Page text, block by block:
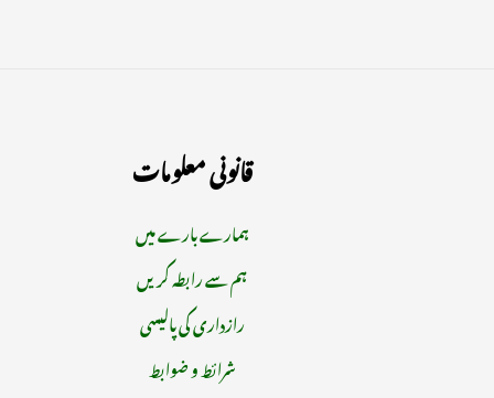
قانونی معلومات
ہمارے بارے میں
ہم سے رابطہ کریں
رازداری کی پالیسی
شرائط و ضوابط